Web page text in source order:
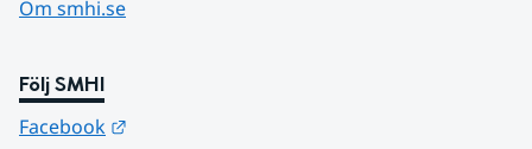
Om smhi.se
Följ SMHI
Facebook